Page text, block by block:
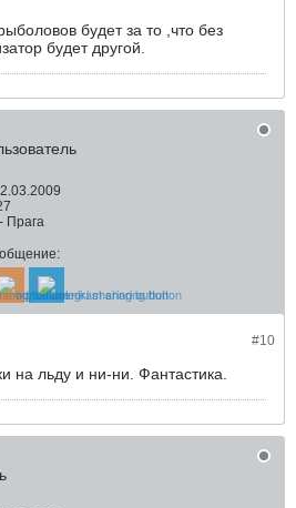
будет за то ,что без
будет другой.
Прага
#10
на льду и ни-ни. Фантастика.